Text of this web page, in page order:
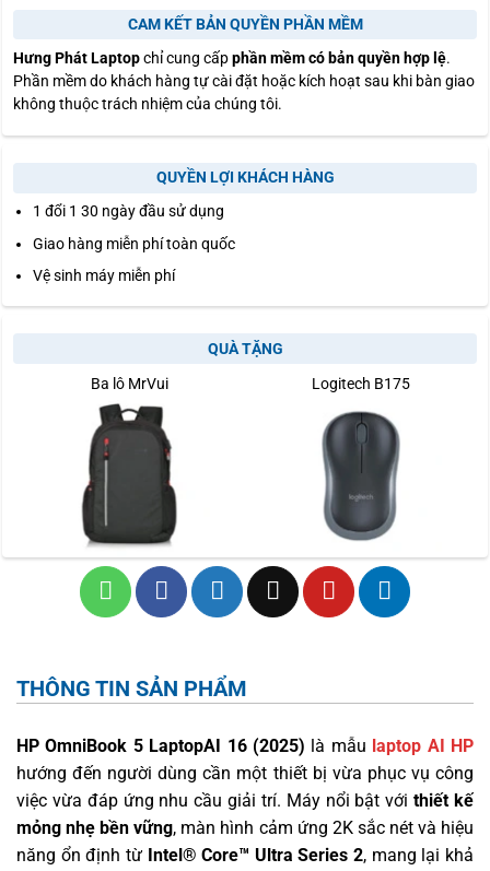
CAM KẾT BẢN QUYỀN PHẦN MỀM
Hưng Phát Laptopchỉ cung cấpphần mềm có bản quyền hợp lệ.
Phần mềm do khách hàng tự cài đặt hoặc kích hoạt sau khi bàn giao
không thuộc trách nhiệm của chúng tôi.
QUYỀN LỢI KHÁCH HÀNG
1 đổi 1 30 ngày đầu sử dụng
Giao hàng miễn phí toàn quốc
Vệ sinh máy miễn phí
QUÀ TẶNG
Ba lô MrVui Logitech B175
THÔNG TIN SẢN PHẨM
HP OmniBook 5 LaptopAI 16 (2025) là mẫu laptop AI HP
hướng đến người dùng cần một thiết bị vừa phục vụ công
việc vừa đáp ứng nhu cầu giải trí. Máy nổi bật vớithiết kế
mỏng nhẹ bền vững, màn hình cảm ứng 2K sắc nét và hiệu
năng ổn định từIntel® Core™ Ultra Series 2, mang lại khả